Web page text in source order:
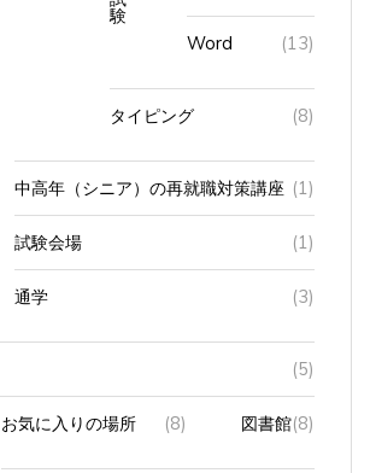
Word (13)
タイピング (8)
中高年（シニア）の再就職対策講座 (1)
試験会場 (1)
通学 (3)
(5)
お気に入りの場所 (8) 図書館(8)
シニアに対する (16) デジタルデ(11)